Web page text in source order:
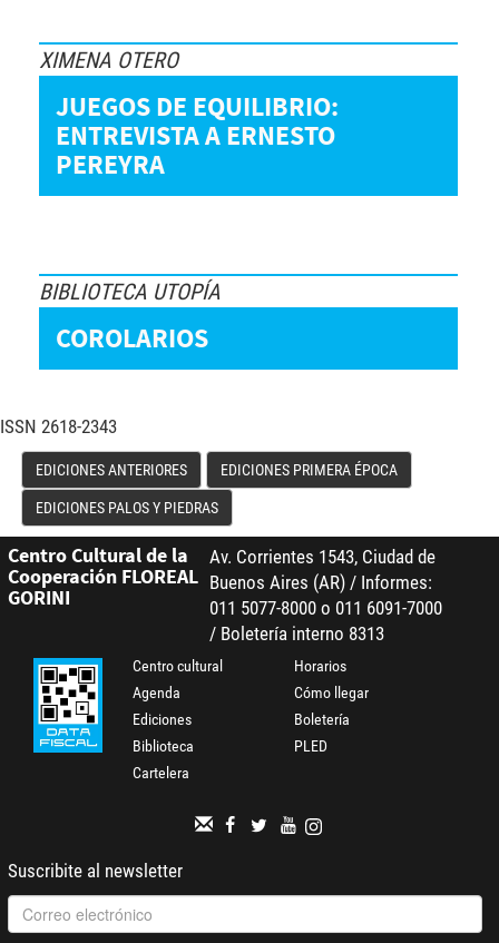
XIMENA OTERO
JUEGOS DE EQUILIBRIO:
ENTREVISTA A ERNESTO
PEREYRA
BIBLIOTECA UTOPÍA
COROLARIOS
ISSN 2618-2343
EDICIONES ANTERIORES EDICIONES PRIMERA ÉPOCA
EDICIONES PALOS Y PIEDRAS
Centro Cultural de la
Cooperación FLOREAL
GORINI
Av. Corrientes 1543, Ciudad de
Buenos Aires (AR) / Informes:
011 5077-8000 o 011 6091-7000
/ Boletería interno 8313
Centro cultural
Agenda
Ediciones
Biblioteca
Cartelera
Horarios
Cómo llegar
Boletería
PLED
Suscribite al newsletter